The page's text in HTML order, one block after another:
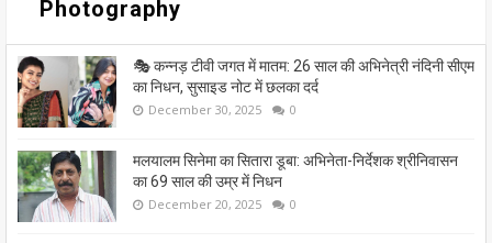
Photography
🎭 कन्नड़ टीवी जगत में मातम: 26 साल की अभिनेत्री नंदिनी सीएम
का निधन, सुसाइड नोट में छलका दर्द
December 30, 2025 0
मलयालम सिनेमा का सितारा डूबा: अभिनेता-निर्देशक श्रीनिवासन
का 69 साल की उम्र में निधन
December 20, 2025 0